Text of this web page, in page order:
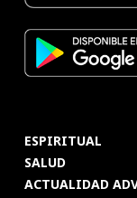
ESPIRITUAL
SALUD
ACTUALIDAD